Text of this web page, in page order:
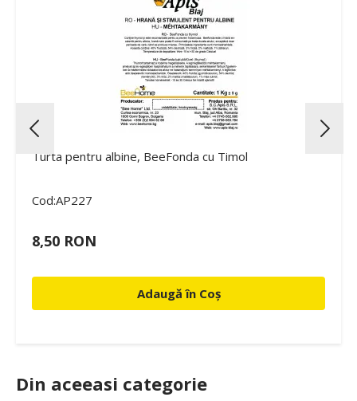
Turta pentru albine, BeeFonda cu Timol
Cod:AP227
8,50 RON
Adaugă în Coș
Din aceeasi categorie